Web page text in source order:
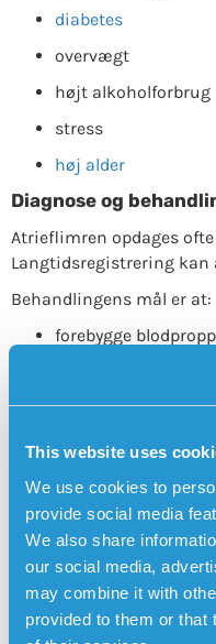
This website uses
We use cookies to
provide social media
We also share
our social media,
may combine it with
provided to them or that
diabetes
overvægt
højt alkoholforbrug
stress
høj alder
Diagnose og
Atrieflimren opdages
Langtidsregistrering kan
Behandlingens mål er at:
forebygge
kontrollere
i nogle tilfælde
livsstilsændringer
Hvornår skal man
Kontakt læge ved
puls, svimmelhed eller
med det samme.